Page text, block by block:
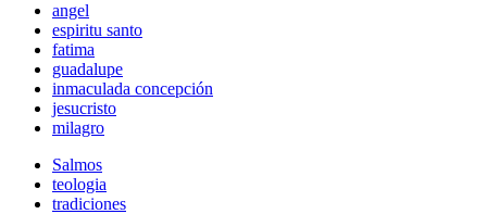
angel
espiritu santo
fatima
guadalupe
inmaculada concepción
jesucristo
milagro
Salmos
teologia
tradiciones